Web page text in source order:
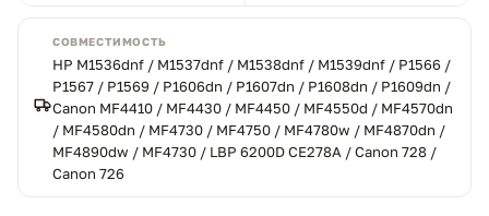
СОВМЕСТИМОСТЬ
HP M1536dnf / M1537dnf / M1538dnf / M1539dnf / P1566 /
P1567 / P1569 / P1606dn / P1607dn / P1608dn / P1609dn /
Canon MF4410 / MF4430 / MF4450 / MF4550d / MF4570dn
/ MF4580dn / MF4730 / MF4750 / MF4780w / MF4870dn /
MF4890dw / MF4730 / LBP 6200D CE278A / Canon 728 /
Canon 726